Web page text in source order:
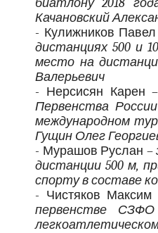
биатлону 2018
Качановский
- Кулижников
дистанциях 500 и
место на
Валерьевич
- Нерсисян Карен –
Первенства
международном
Гущин Олег
- Мурашов Руслан –
дистанции 500 м,
спорту в составе
- Чистяков Максим
первенстве